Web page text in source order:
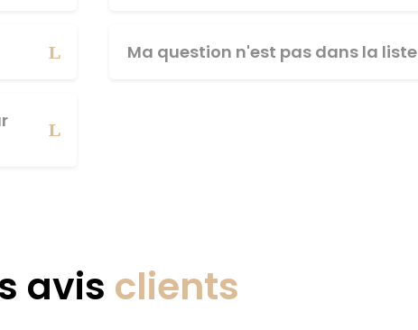
Ma question n'est pas dans la liste
avis clients